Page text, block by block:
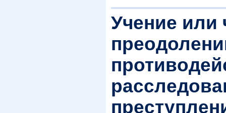
Учение или